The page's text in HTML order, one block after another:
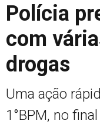
Polícia
com
drogas
Uma ação
1°BPM, no